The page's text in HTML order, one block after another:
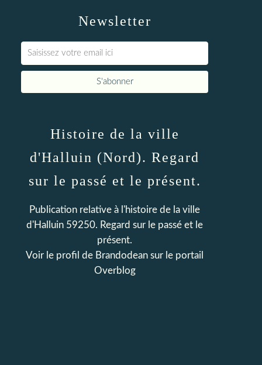
Newsletter
Histoire de la ville
d'Halluin (Nord). Regard
sur le passé et le présent.
Publication relative à l'histoire de la ville
d'Halluin 59250. Regard sur le passé et le
présent.
Voir le profil de Brandodean sur le portail
Overblog